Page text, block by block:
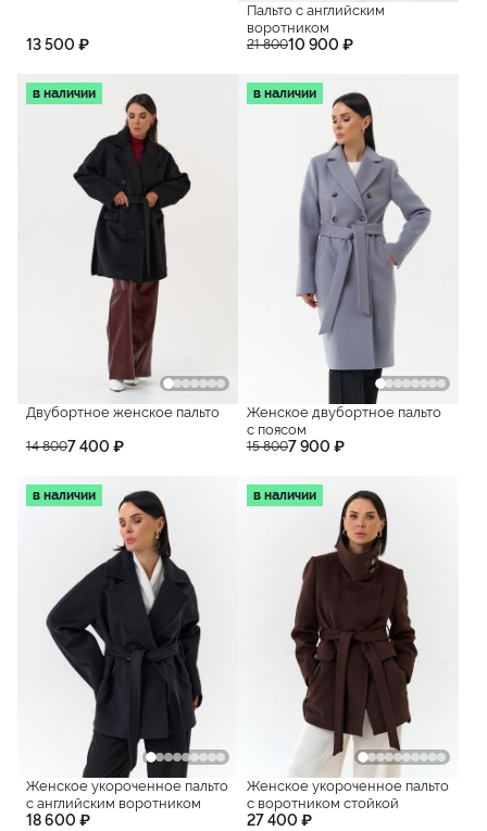
13 500 ₽
Пальто с английским
воротником
21 80010 900 ₽
в наличии
Двубортное женское пальто
14 8007 400 ₽
в наличии
Женское двубортное пальто
с поясом
15 8007 900 ₽
в наличии
Женское укороченное пальто
с английским воротником
18 600 ₽
в наличии
Женское укороченное пальто
с воротником стойкой
27 400 ₽